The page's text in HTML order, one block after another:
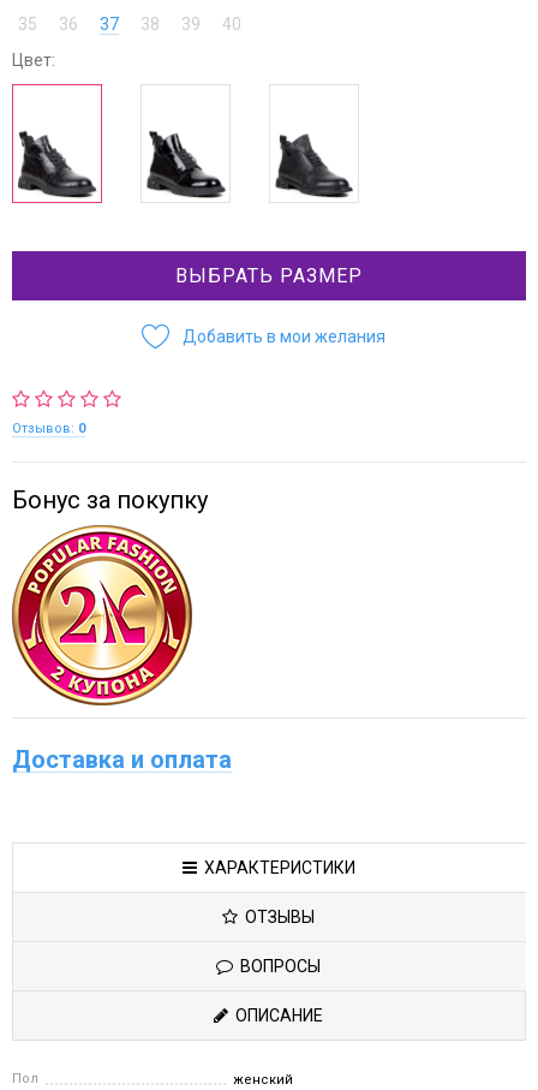
35
36 37 38 39
40
Цвет:
ВЫБРАТЬ РАЗМЕР
Добавить в мои желания
Отзывов: 0
Бонус за покупку
Доставка и оплата
ХАРАКТЕРИСТИКИ
ОТЗЫВЫ
ВОПРОСЫ
ОПИСАНИЕ
Пол женский